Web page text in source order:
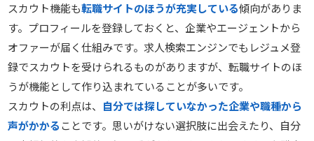
スカウト機能も転職サイトのほうが充実している傾向がありま
す。プロフィールを登録しておくと、企業やエージェントから
オファーが届く仕組みです。求人検索エンジンでもレジュメ登
録でスカウトを受けられるものがありますが、転職サイトのほ
うが機能として作り込まれていることが多いです。
スカウトの利点は、 自分では探していなかった企業や職種から
声がかかることです。思いがけない選択肢に出会えたり、自分